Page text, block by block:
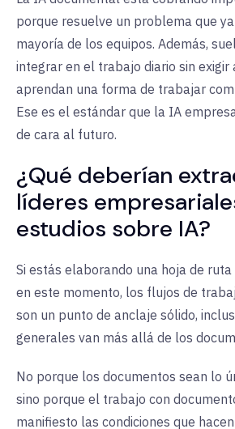
porque resuelve un problema que
mayoría de los equipos. Además,
integrar en el trabajo diario sin exigir
aprendan una forma de trabajar
Ese es el estándar que la IA
de cara al futuro.
¿Qué deberían
líderes
estudios sobre IA?
Si estás elaborando una hoja de
en este momento, los flujos de
son un punto de anclaje sólido,
generales van más allá de los
No porque los documentos sean lo
sino porque el trabajo con
manifiesto las condiciones que